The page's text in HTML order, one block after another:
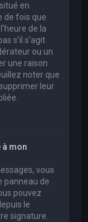
en
de fois que
de la
s’il s’agit
ou un
une raison
noter que
leur
mon
vous
panneau de
pouvez
le
signature.